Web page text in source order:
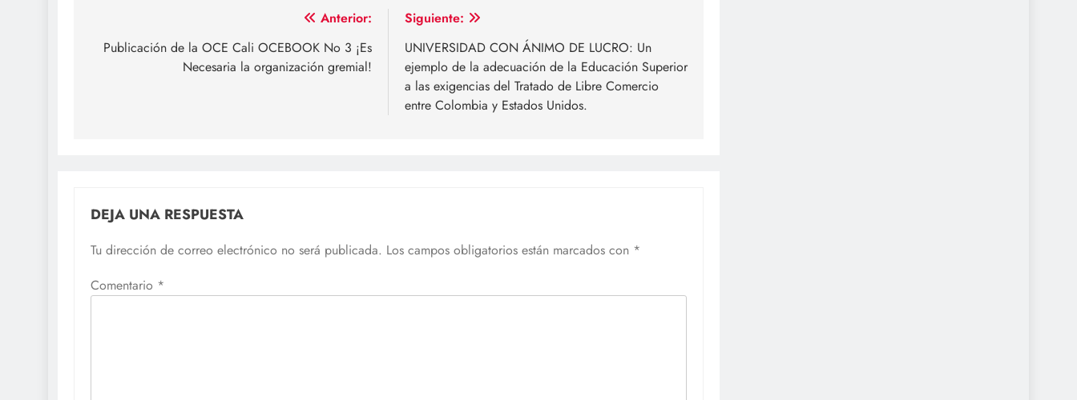
de
Anterior:
Publicación de la OCE Cali OCEBOOK No 3 ¡Es
Necesaria la organización gremial!
Siguiente:
UNIVERSIDAD CON ÁNIMO DE LUCRO: Un
ejemplo de la adecuación de la Educación Superior
a las exigencias del Tratado de Libre Comercio
entre Colombia y Estados Unidos.
DEJA UNA RESPUESTA
Tu dirección de correo electrónico no será publicada. Los campos obligatorios están marcados con *
Comentario *